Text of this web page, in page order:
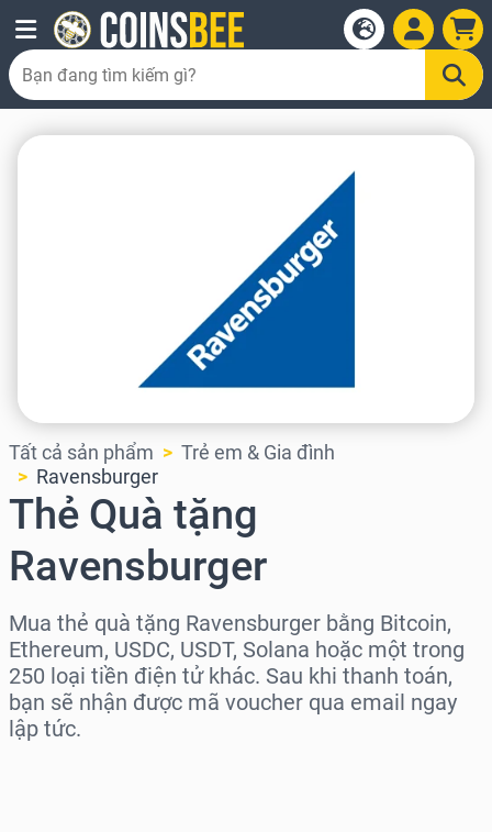
Tất cả sản phẩm
Trẻ em & Gia đình
Ravensburger
Thẻ Quà tặng
Ravensburger
Mua thẻ quà tặng Ravensburger bằng Bitcoin,
Ethereum, USDC, USDT, Solana hoặc một trong
250 loại tiền điện tử khác. Sau khi thanh toán,
bạn sẽ nhận được mã voucher qua email ngay
lập tức.